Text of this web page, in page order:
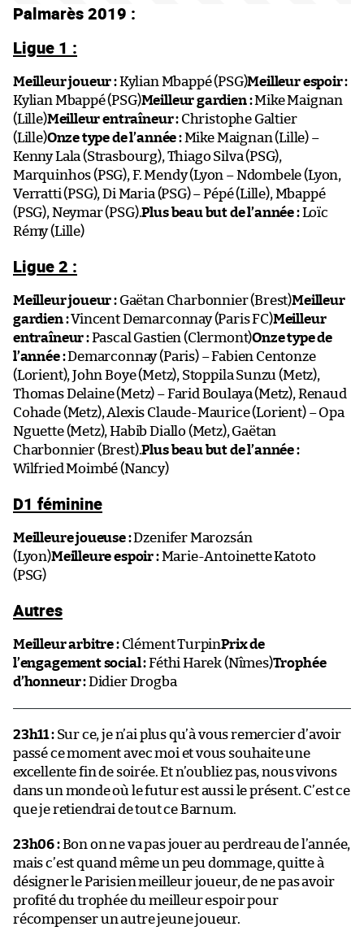
Palmarès 2019 :
Ligue 1 :
Meilleur joueur :Kylian Mbappé (PSG)Meilleur espoir :
Kylian Mbappé (PSG)Meilleur gardien :Mike Maignan
(Lille)Meilleur entraîneur :Christophe Galtier
(Lille)Onze type de l’année :Mike Maignan (Lille) –
Kenny Lala (Strasbourg), Thiago Silva (PSG),
Marquinhos (PSG), F. Mendy (Lyon – Ndombele (Lyon,
Verratti (PSG), Di Maria (PSG) – Pépé (Lille), Mbappé
(PSG), Neymar (PSG).Plus beau but de l’année :Loïc
Rémy (Lille)
Ligue 2 :
Meilleur joueur :Gaëtan Charbonnier (Brest)Meilleur
gardien :Vincent Demarconnay (Paris FC)Meilleur
entraîneur :Pascal Gastien (Clermont)Onze type de
l’année :Demarconnay (Paris) – Fabien Centonze
(Lorient), John Boye (Metz), Stoppila Sunzu (Metz),
Thomas Delaine (Metz) – Farid Boulaya (Metz), Renaud
Cohade (Metz), Alexis Claude-Maurice (Lorient) – Opa
Nguette (Metz), Habib Diallo (Metz), Gaëtan
Charbonnier (Brest).Plus beau but de l’année :
Wilfried Moimbé (Nancy)
D1 féminine
Meilleure joueuse :Dzenifer Marozsán
(Lyon)Meilleure espoir :Marie-Antoinette Katoto
(PSG)
Autres
Meilleur arbitre :Clément TurpinPrix de
l’engagement social :Féthi Harek (Nîmes)Trophée
d’honneur :Didier Drogba
23h11 :Sur ce, je n’ai plus qu’à vous remercier d’avoir
passé ce moment avec moi et vous souhaite une
excellente fin de soirée. Et n’oubliez pas, nous vivons
dans un monde où le futur est aussi le présent. C’est ce
que je retiendrai de tout ce Barnum.
23h06 :Bon on ne va pas jouer au perdreau de l’année,
mais c’est quand même un peu dommage, quitte à
désigner le Parisien meilleur joueur, de ne pas avoir
profité du trophée du meilleur espoir pour
récompenser un autre jeune joueur.